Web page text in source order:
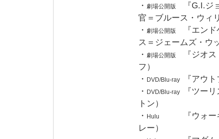
・ 劇場公開版
『G.I.
官＝ブルース・ウィ
・ 劇場公開版
『エン
ス＝ジェームズ・ウ
・ 劇場公開版
『ジオ
フ）
・
DVD/Blu-ray
『アウ
・
DVD/Blu-ray
『ツー
トン）
・
Hulu
『ウォ
レー）